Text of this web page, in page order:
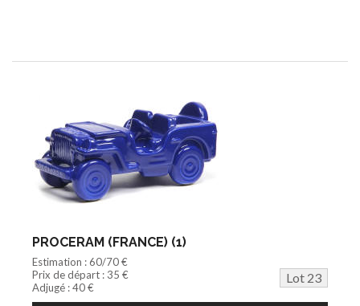
PROCERAM (FRANCE) (1)
Estimation : 60/70 €
Prix de départ : 35 €
Lot 23
Adjugé : 40 €